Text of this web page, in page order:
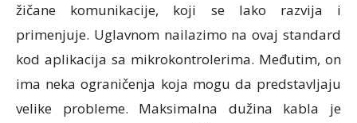
žičane komunikacije, koji se lako razvija i
primenjuje. Uglavnom nailazimo na ovaj standard
kod aplikacija sa mikrokontrolerima. Međutim, on
ima neka ograničenja koja mogu da predstavljaju
velike probleme. Maksimalna dužina kabla je